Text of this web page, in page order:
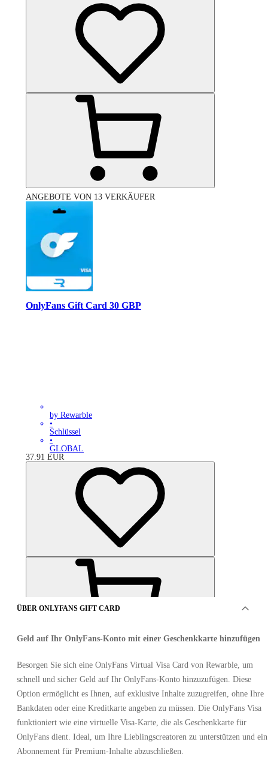
ANGEBOTE VON 13 VERKÄUFER
OnlyFans Gift Card 30 GBP
by Rewarble
•
Schlüssel
•
GLOBAL
37.91 EUR
ANGEBOTE VON 10 VERKÄUFER
ÜBER ONLYFANS GIFT CARD
Geld auf Ihr OnlyFans-Konto mit einer Geschenkkarte hinzufügen
Besorgen Sie sich eine OnlyFans Virtual Visa Card von Rewarble, um
schnell und sicher Geld auf Ihr OnlyFans-Konto hinzuzufügen. Diese
Option ermöglicht es Ihnen, auf exklusive Inhalte zuzugreifen, ohne Ihre
Bankdaten oder eine Kreditkarte angeben zu müssen. Die OnlyFans Visa
funktioniert wie eine virtuelle Visa-Karte, die als Geschenkkarte für
OnlyFans dient. Ideal, um Ihre Lieblingscreatoren zu unterstützen und ein
Abonnement für Premium-Inhalte abzuschließen.